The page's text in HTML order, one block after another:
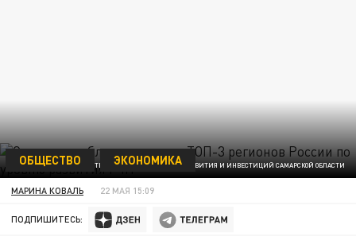
ФОТО: МИНИСТЕРСТВО ЭКОНОМИЧЕСКОГО РАЗВИТИЯ И ИНВЕСТИЦИЙ САМАРСКОЙ ОБЛАСТИ
ОБЩЕСТВО ЭКОНОМИКА
МАРИНА КОВАЛЬ 22 МАЯ 15:09
ПОДПИШИТЕСЬ: